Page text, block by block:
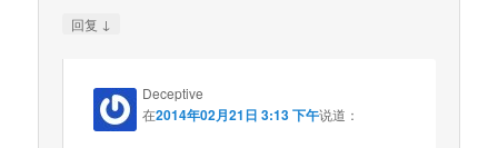
回复 ↓
Deceptive
在2014年02月21日 3:13 下午说道：